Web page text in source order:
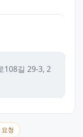
108길 29-3, 2
청